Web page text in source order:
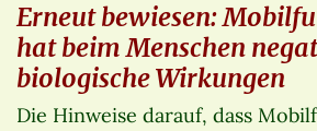
Erneut bewiesen:
hat beim Menschen
biologische Wirkungen
Die Hinweise darauf, dass